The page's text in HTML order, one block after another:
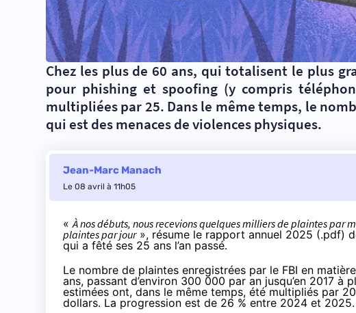
Chez les plus de 60 ans, qui totalisent le plus
pour phishing et spoofing (y compris
multipliées par 25. Dans le même temps, le
qui est des menaces de violences physiques.
Jean-Marc Manach
Le 08 avril à 11h05
«À nos débuts, nous recevions quelques milliers de plaintes par
plaintes par jour», résume le rapport annuel 2025 (.pdf)
qui a fêté ses 25 ans l’an passé.
Le nombre de plaintes enregistrées par le FBI en
ans, passant d’environ 300 000 par an jusqu’en 2017
estimées ont, dans le même temps, été multipliés par
dollars. La progression est de 26 % entre 2024 et 2025.